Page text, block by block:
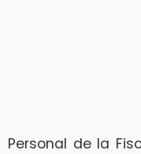
Personal de la